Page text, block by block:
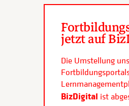
jetzt auf
Die Umstellung
BizDigital ist